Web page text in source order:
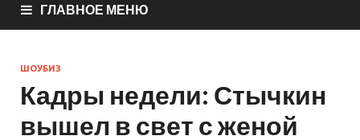
ГЛАВНОЕ МЕНЮ
ШОУБИЗ
Кадры недели: Стычкин
вышел в свет с женой